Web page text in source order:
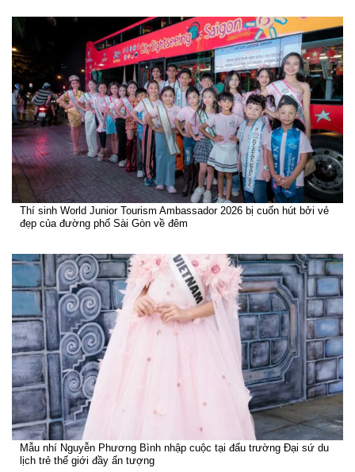
Thí sinh World Junior Tourism Ambassador 2026 bị cuốn hút bởi vẻ
đẹp của đường phố Sài Gòn về đêm
Mẫu nhí Nguyễn Phương Bình nhập cuộc tại đấu trường Đại sứ du
lịch trẻ thế giới đầy ấn tượng